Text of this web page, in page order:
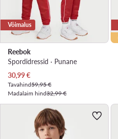
Võimalus
Reebok
Spordidressid · Punane
Praegune hind
30,99€
Tavahind59,95 €
Madalaim hind32,99 €